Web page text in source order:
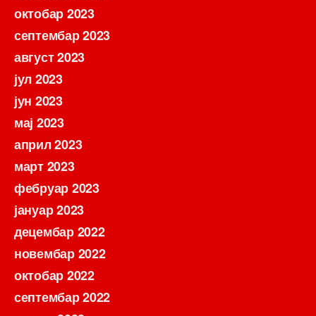
октобар 2023
септембар 2023
август 2023
јул 2023
јун 2023
мај 2023
април 2023
март 2023
фебруар 2023
јануар 2023
децембар 2022
новембар 2022
октобар 2022
септембар 2022